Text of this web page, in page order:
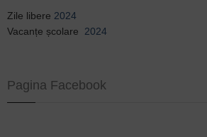
Zile libere 2024
Vacanțe școlare 2024
Pagina Facebook